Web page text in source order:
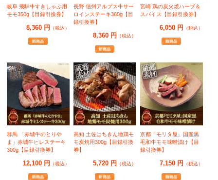
岐阜 飛騨牛すきしゃぶ用
モモ350g【目録引換券】
8,360 円 （税込）
長野 信州アルプス牛サー
ロインステーキ360g【目
録引換券】
8,360 円 （税込）
宮崎 鶏の炭火焼ハーブ＆
スパイス【目録引換券】
6,050 円 （税込）
群馬 「赤城牛のとりや
ま」赤城牛ヒレステーキ
300g【目録引換券】
12,100 円 （税込）
高知 土佐はちきん地鶏モ
モ炭焼用300g【目録引換
券】
5,720 円 （税込）
京都「モリタ屋」国産黒
毛和牛モモ味噌漬け【目
録引換券】
7,150 円 （税込）